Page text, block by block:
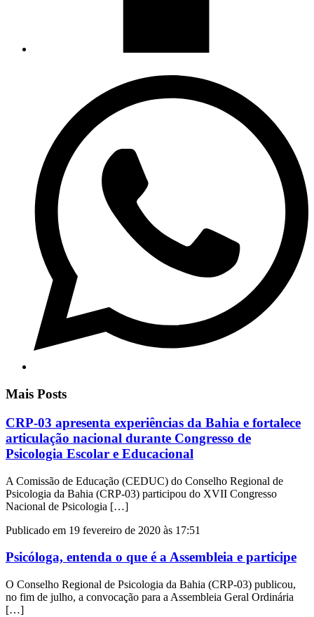
Mais Posts
CRP-03 apresenta experiências da Bahia e fortalece
articulação nacional durante Congresso de
Psicologia Escolar e Educacional
A Comissão de Educação (CEDUC) do Conselho Regional de
Psicologia da Bahia (CRP-03) participou do XVII Congresso
Nacional de Psicologia […]
Publicado em 19 fevereiro de 2020 às 17:51
Psicóloga, entenda o que é a Assembleia e participe
O Conselho Regional de Psicologia da Bahia (CRP-03) publicou,
no fim de julho, a convocação para a Assembleia Geral Ordinária
[…]